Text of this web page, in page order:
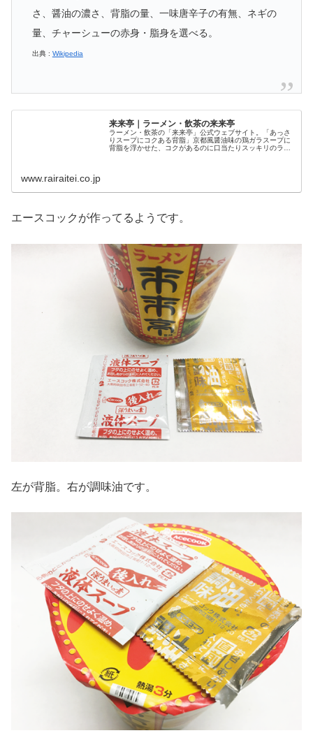
さ、醤油の濃さ、背脂の量、一味唐辛子の有無、ネギの
量、チャーシューの赤身・脂身を選べる。
出典 : Wikipedia
来来亭｜ラーメン・飲茶の来来亭
ラーメン・飲茶の「来来亭」公式ウェブサイト。「あっさ
りスープにコクある背脂」京都風醤油味の鶏ガラスープに
背脂を浮かせた、コクがあるのに口当たりスッキリのラー
www.rairaitei.co.jp
エースコックが作ってるようです。
左が背脂。右が調味油です。